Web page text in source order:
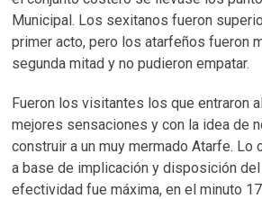
Municipal. Los sexitanos fueron
primer acto, pero los atarfeños fueron
segunda mitad y no pudieron empatar.
Fueron los visitantes los que entraron
mejores sensaciones y con la idea de
construir a un muy mermado Atarfe. Lo
a base de implicación y disposición del
efectividad fue máxima, en el minuto